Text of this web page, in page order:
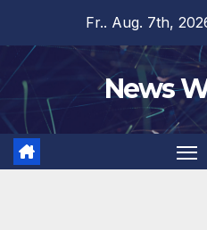
springen
Fr.. Aug. 7th,
News